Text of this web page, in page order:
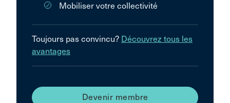
Mobiliser votre collectivité
Toujours pas convincu? Découvrez tous les
avantages
Devenir membre